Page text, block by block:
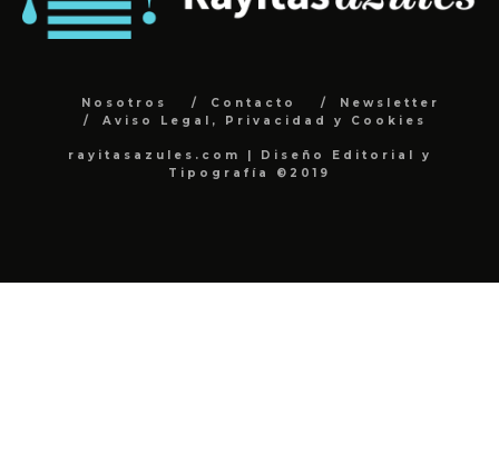
Nosotros Contacto
Newsletter
Aviso Legal, Privacidad y Cookies
rayitasazules.com | Diseño Editorial y
Tipografía ©2019